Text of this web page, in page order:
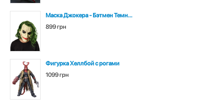
Маска Джокера - Бэтмен Темн...
899 грн
Фигурка Хеллбой с рогами
1099 грн